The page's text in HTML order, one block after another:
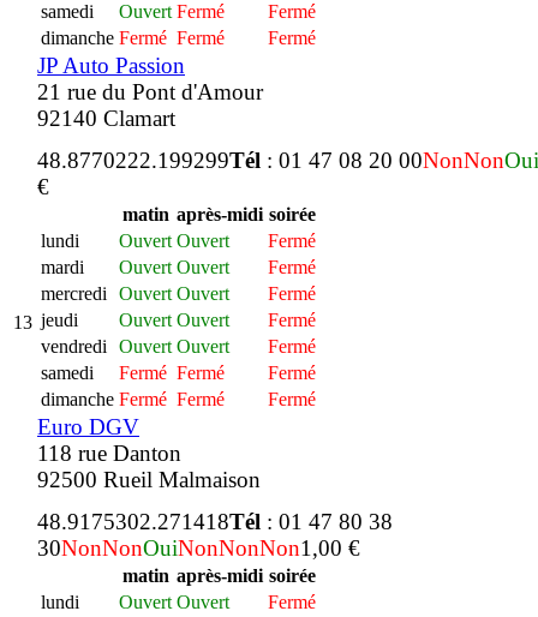
samedi
Ouvert Fermé
Fermé
dimanche Fermé Fermé Fermé
JP Auto Passion
21 rue du Pont d'Amour
92140 Clamart
13
48.8770222.199299Tél : 01 47 08 20 00NonNonOui
€
matin après-midi soirée
lundi
Ouvert Ouvert
Fermé
mardi
Ouvert Ouvert
Fermé
mercredi
Ouvert Ouvert
Fermé
jeudi
Ouvert Ouvert
Fermé
vendredi
Ouvert Ouvert
Fermé
samedi
Fermé Fermé
Fermé
dimanche Fermé Fermé Fermé
Euro DGV
118 rue Danton
92500 Rueil Malmaison
48.9175302.271418Tél : 01 47 80 38
30NonNonOuiNonNonNon1,00 €
matin après-midi soirée
lundi
Ouvert Ouvert
Fermé